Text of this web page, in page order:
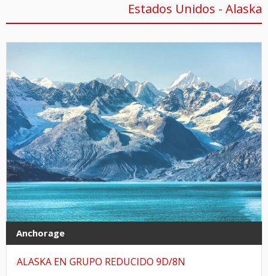
Estados Unidos - Alaska
Anchorage
ALASKA EN GRUPO REDUCIDO 9D/8N